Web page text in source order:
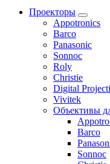
Проекторы
Appotronics
Barco
Panasonic
Sonnoc
Roly
Christie
Digital
Vivitek
Объективы
Barco
Sonnoc